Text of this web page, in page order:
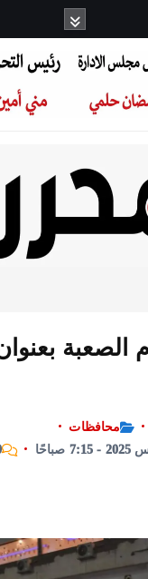
بعنوان
0 تعليقات